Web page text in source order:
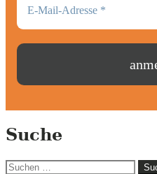
Suche
Suchen